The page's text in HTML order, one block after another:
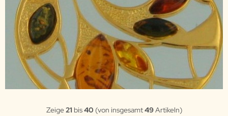
Zeige21 bis40 (von insgesamt49Artikeln)